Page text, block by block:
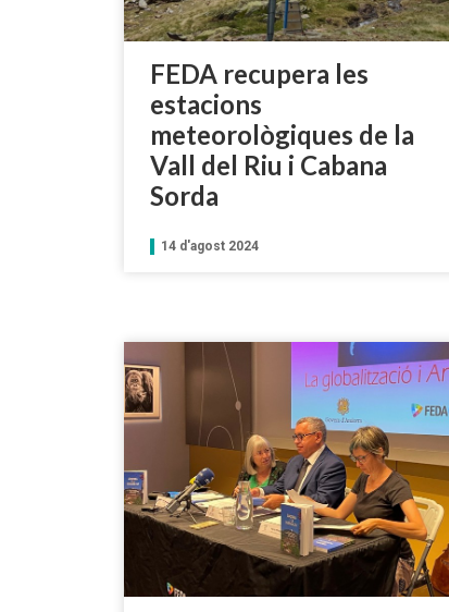
FEDA recupera les
estacions
meteorològiques de la
Vall del Riu i Cabana
Sorda
14 d'agost 2024